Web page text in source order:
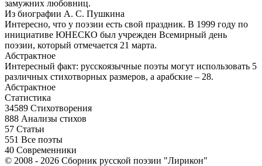
замужних любовниц.
Из биографии А. С. Пушкина
Интересно, что у поэзии есть свой праздник. В 1999 году по
инициативе ЮНЕСКО был учрежден Всемирный день
поэзии, который отмечается 21 марта.
Абстрактное
Интересный факт: русскоязычные поэты могут использовать 5
различных стихотворных размеров, а арабские – 28.
Абстрактное
Статистика
34589 Стихотворения
888 Анализы стихов
57 Статьи
551 Все поэты
40 Современники
© 2008 - 2026 Сборник русской поэзии "Лирикон"